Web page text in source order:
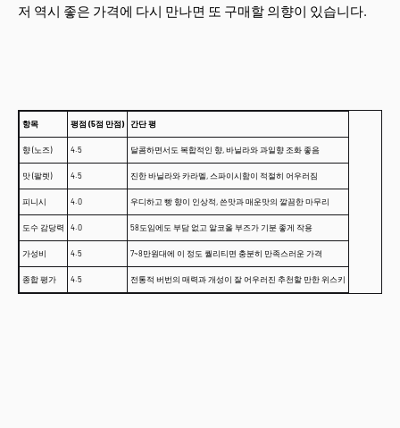
저 역시 좋은 가격에 다시 만나면 또 구매할 의향이 있습니다.
항목 평점 (5점 만점) 간단 평
향 (노즈) 4.5 달콤하면서도 복합적인 향, 바닐라와 과일향 조화 좋음
맛 (팔렛) 4.5 진한 바닐라와 카라멜, 스파이시함이 적절히 어우러짐
피니시 4.0 우디하고 빵 향이 인상적, 쓴맛과 매운맛의 깔끔한 마무리
도수 감당력 4.0 58도임에도 부담 없고 알코올 부즈가 기분 좋게 작용
가성비 4.5 7~8만원대에 이 정도 퀄리티면 충분히 만족스러운 가격
종합 평가 4.5 전통적 버번의 매력과 개성이 잘 어우러진 추천할 만한 위스키